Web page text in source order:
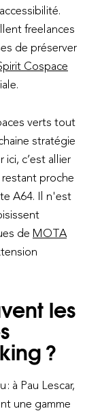
freelances
de préserver
Cospace
verts tout
stratégie
ici, c’est allier
proche
A64. Il n'est
de MOTA
les
?
à Pau Lescar,
une gamme